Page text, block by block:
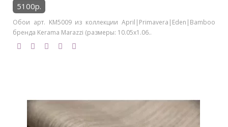
5100р.
Обои арт. KM5009 из коллекции April|Primavera|Eden|Bamboo
бренда Kerama Marazzi (размеры: 10.05х1.06..